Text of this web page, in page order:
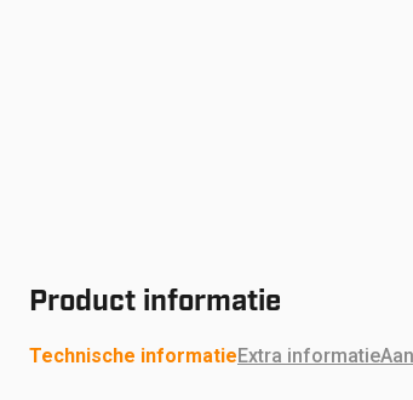
Product informatie
Technische informatieExtra informatie